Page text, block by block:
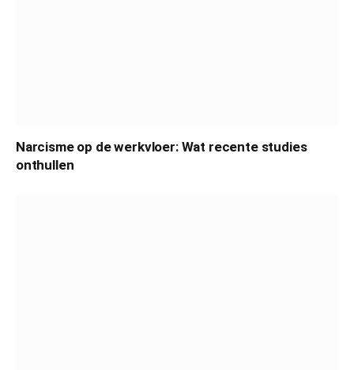
Narcisme op de werkvloer: Wat recente studies
onthullen